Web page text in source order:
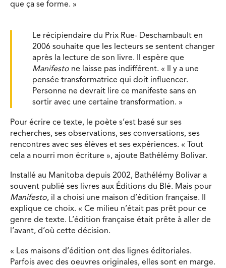
que ça se forme. »
Le récipiendaire du Prix Rue- Deschambault en
2006 souhaite que les lecteurs se sentent changer
après la lecture de son livre. Il espère que
Manifesto ne laisse pas indifférent. « Il y a une
pensée transformatrice qui doit influencer.
Personne ne devrait lire ce manifeste sans en
sortir avec une certaine transformation. »
Pour écrire ce texte, le poète s’est basé sur ses
recherches, ses observations, ses conversations, ses
rencontres avec ses élèves et ses expériences. « Tout
cela a nourri mon écriture », ajoute Bathélémy Bolivar.
Installé au Manitoba depuis 2002, Bathélémy Bolivar a
souvent publié ses livres aux Éditions du Blé. Mais pour
Manifesto, il a choisi une maison d’édition française. Il
explique ce choix. « Ce milieu n’était pas prêt pour ce
genre de texte. L’édition française était prête à aller de
l’avant, d’où cette décision.
« Les maisons d’édition ont des lignes éditoriales.
Parfois avec des oeuvres originales, elles sont en marge.